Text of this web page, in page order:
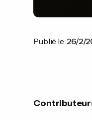
Publié le :26/2/